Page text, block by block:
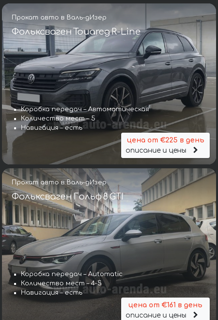
Прокат авто в Валь-дИзер
Фольксваген Touareg R-Line
Коробка передач – Автоматическая
Количество мест – 5
Навигация – есть
цена от €225 в день
описание и цены
Прокат авто в Валь-дИзер
Фольксваген Гольф 8 GTI
Коробка передач – Automatic
Количество мест – 4-5
Навигация – есть
цена от €161 в день
описание и цены